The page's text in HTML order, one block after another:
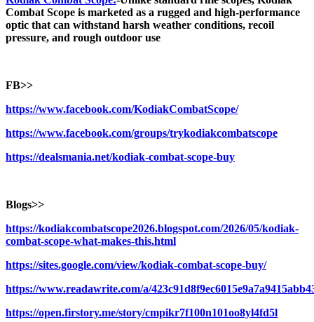
Combat Scope is marketed as a rugged and high-performance
optic that can withstand harsh weather conditions, recoil
pressure, and rough outdoor use
FB>>
https://www.facebook.com/KodiakCombatScope/
https://www.facebook.com/groups/trykodiakcombatscope
https://dealsmania.net/kodiak-combat-scope-buy
Blogs>>
https://kodiakcombatscope2026.blogspot.com/2026/05/kodiak-
combat-scope-what-makes-this.html
https://sites.google.com/view/kodiak-combat-scope-buy/
https://www.readawrite.com/a/
https://open.firstory.me/story/cmpikr7f100n101oo8yl4fd5l